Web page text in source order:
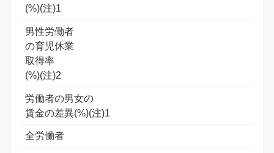
(%)(注)1
男性労働者
の育児休業
取得率
(%)(注)2
労働者の男女の
賃金の差異(%)(注)1
全労働者